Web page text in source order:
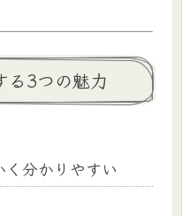
る3つの魅力
分かりやすい